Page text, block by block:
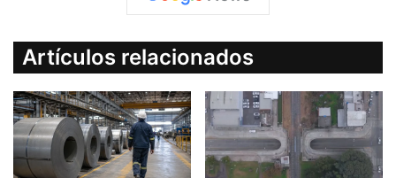
Artículos relacionados